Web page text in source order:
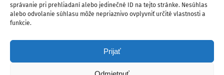
správanie pri prehliadaní alebo jedinečné ID na tejto stránke. Nesúhlas
alebo odvolanie súhlasu môže nepriaznivo ovplyvniť určité vlastnosti a
funkcie.
Prijať